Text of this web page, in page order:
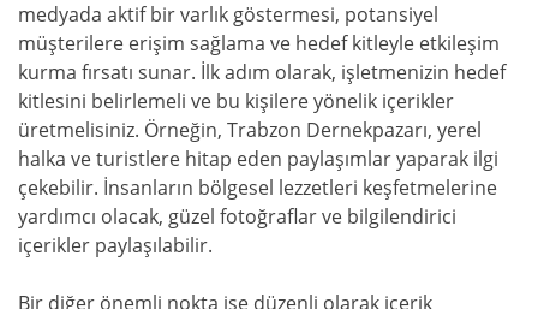
medyada aktif bir varlık göstermesi, potansiyel
müşterilere erişim sağlama ve hedef kitleyle etkileşim
kurma fırsatı sunar. İlk adım olarak, işletmenizin hedef
kitlesini belirlemeli ve bu kişilere yönelik içerikler
üretmelisiniz. Örneğin, Trabzon Dernekpazarı, yerel
halka ve turistlere hitap eden paylaşımlar yaparak ilgi
çekebilir. İnsanların bölgesel lezzetleri keşfetmelerine
yardımcı olacak, güzel fotoğraflar ve bilgilendirici
içerikler paylaşılabilir.
Bir diğer önemli nokta ise düzenli olarak içerik